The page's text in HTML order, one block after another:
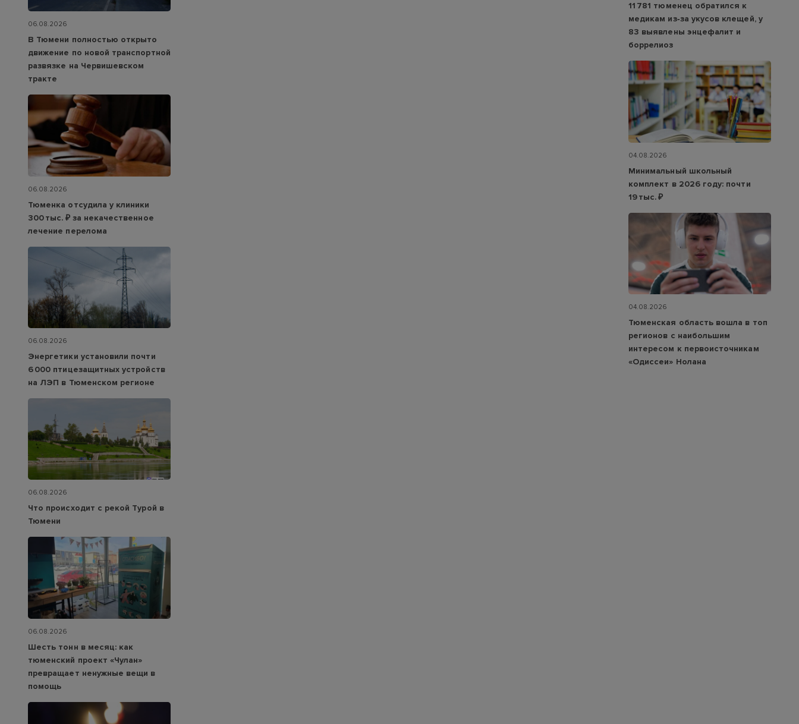
06.08.2026
В Тюмени полностью открыто
движение по новой транспортной
развязке на Червишевском
тракте
06.08.2026
Тюменка отсудила у клиники
300 тыс. ₽ за некачественное
лечение перелома
06.08.2026
Энергетики установили почти
6 000 птицезащитных устройств
на ЛЭП в Тюменском регионе
06.08.2026
Что происходит с рекой Турой в
Тюмени
06.08.2026
Шесть тонн в месяц: как
тюменский проект «Чулан»
превращает ненужные вещи в
помощь
11 781 тюменец обратился к
медикам из‑за укусов клещей, у
83 выявлены энцефалит и
боррелиоз
04.08.2026
Минимальный школьный
комплект в 2026 году: почти
19 тыс. ₽
04.08.2026
Тюменская область вошла в топ
регионов с наибольшим
интересом к первоисточникам
«Одиссеи» Нолана